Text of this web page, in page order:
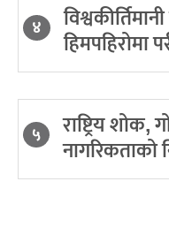
४ हिमपहिरोमा
५ राष्ट्रिय शोक,
नागरिकताको